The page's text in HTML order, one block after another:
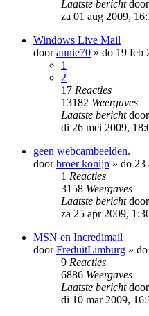
Laatste berichtdoor
za 01 aug 2009,
Windows Live Mail
doorannie70 » do 19 feb
1
2
17 Reacties
13182 Weergaves
Laatste berichtdoor
di 26 mei 2009,
geen webcambeelden.
doorbroer konijn » do 23
1 Reacties
3158 Weergaves
Laatste berichtdoor
za 25 apr 2009,
MSN en Incredimail
doorFreduitLimburg »
9 Reacties
6886 Weergaves
Laatste berichtdoor
di 10 mar 2009,